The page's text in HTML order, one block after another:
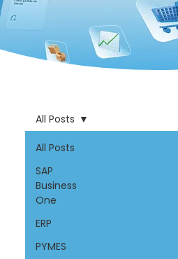
All Posts
SAP
Business
One
ERP
PYMES
All Posts